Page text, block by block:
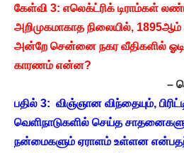
கேள்வி 3: எலெக்ட்ரிக் டிராம்கள்
அறிமுகமாகாத நிலையில்,
அன்றே சென்னை நகர வீதிகளில்
காரணம் என்ன?
–
பதில் 3: விஞ்ஞான விந்தையும்,
வெளிநாடுகளில் செய்த
நன்மைகளும் ஏராளம் உள்ளன